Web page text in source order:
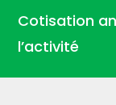
Cotisation
l’activité